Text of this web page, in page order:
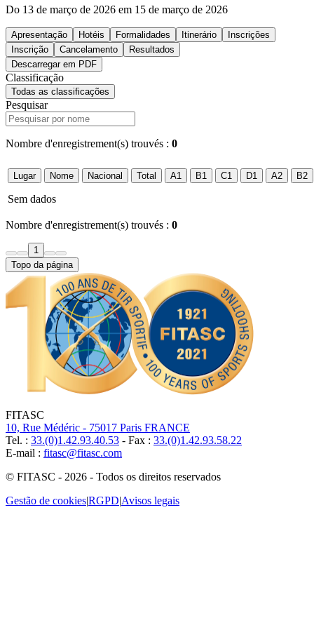
Do 13 de março de 2026 em 15 de março de 2026
Apresentação Hotéis Formalidades Itinerário
Inscrições
Inscrição
Cancelamento
Resultados
Descarregar em PDF
Classificação
Todas as classificações
Pesquisar
Nombre d'enregistrement(s) trouvés : 0
Lugar Nome Nacional Total A1 B1 C1 D1 A2 B2
Sem dados
Nombre d'enregistrement(s) trouvés : 0
1
Topo da página
FITASC
10, Rue Médéric - 75017 Paris FRANCE
Tel. : 33.(0)1.42.93.40.53 - Fax : 33.(0)1.42.93.58.22
E-mail : fitasc@fitasc.com
© FITASC - 2026 - Todos os direitos reservados
Gestão de cookies|RGPD|Avisos legais